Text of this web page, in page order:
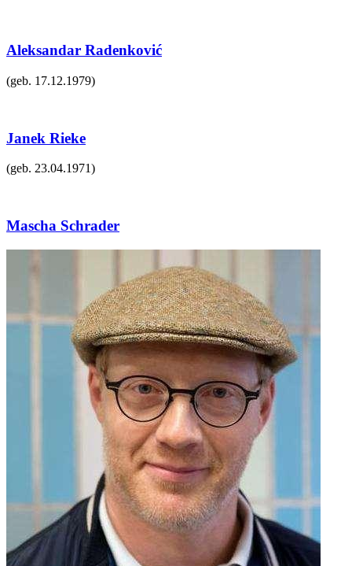
Aleksandar Radenković
(geb. 17.12.1979)
Janek Rieke
(geb. 23.04.1971)
Mascha Schrader